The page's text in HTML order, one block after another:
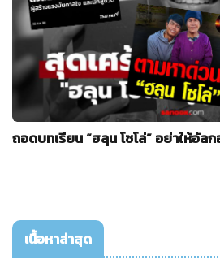
ถอดบทเรียน “ฮลุน โซโล่” อย่าให้อัล
เนื้อหาล่าสุด